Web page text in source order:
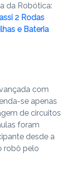
da Robótica:
2 Rodas
e Bateria
com
se apenas
de circuitos
foram
desde a
robô pelo